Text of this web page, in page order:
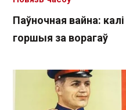
Паўночная вайна: калі
горшыя за ворагаў